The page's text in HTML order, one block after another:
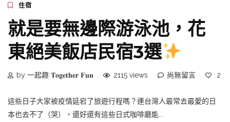
住宿
就是要無邊際游泳池，花
東絕美飯店民宿3選
by 一起趣 𝐓𝐨𝐠𝐞𝐭𝐡𝐞𝐫 𝐅𝐮𝐧 2115 views 尚無留言 2
這些日子大家被疫情延宕了旅遊行程嗎？連台灣人最常去最愛的日
本也去不了（哭），還好還有這些日式咖啡廳能...